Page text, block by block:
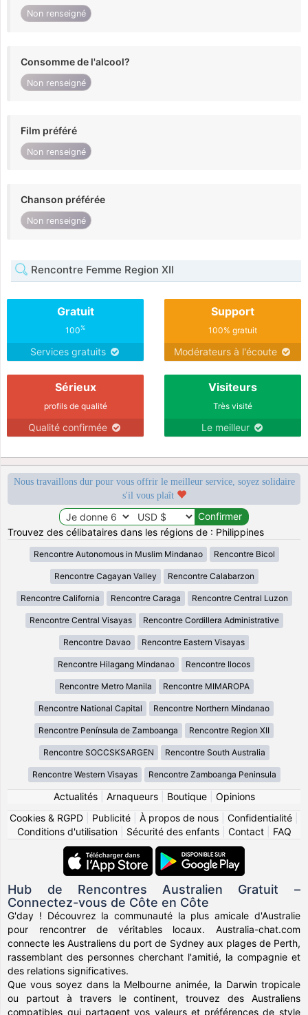
Non renseigné
Consomme de l'alcool?
Non renseigné
Film préféré
Non renseigné
Chanson préférée
Non renseigné
Rencontre Femme Region XII
Gratuit
100%
Services gratuits
Support
100% gratuit
Modérateurs à l'écoute
Sérieux
profils de qualité
Qualité confirmée
Visiteurs
Très visité
Le meilleur
Nous travaillons dur pour vous offrir le meilleur service, soyez solidaire
s'il vous plaît
Trouvez des célibataires dans les régions de : Philippines
Rencontre Autonomous in Muslim Mindanao Rencontre Bicol
Rencontre Cagayan Valley Rencontre Calabarzon
Rencontre California Rencontre Caraga Rencontre Central Luzon
Rencontre Central Visayas Rencontre Cordillera Administrative
Rencontre Davao Rencontre Eastern Visayas
Rencontre Hilagang Mindanao Rencontre Ilocos
Rencontre Metro Manila Rencontre MIMAROPA
Rencontre National Capital Rencontre Northern Mindanao
Rencontre Península de Zamboanga Rencontre Region XII
Rencontre SOCCSKSARGEN Rencontre South Australia
Rencontre Western Visayas Rencontre Zamboanga Peninsula
Actualités| Arnaqueurs| Boutique| Opinions
Cookies & RGPD
Publicité À propos de nous Confidentialité
Conditions d'utilisation| Sécurité des enfants| Contact| FAQ
Hub de Rencontres Australien Gratuit –
Connectez-vous de Côte en Côte
G'day ! Découvrez la communauté la plus amicale d'Australie
pour rencontrer de véritables locaux. Australia-chat.com
connecte les Australiens du port de Sydney aux plages de Perth,
rassemblant des personnes cherchant l'amitié, la compagnie et
des relations significatives.
Que vous soyez dans la Melbourne animée, la Darwin tropicale
ou partout à travers le continent, trouvez des Australiens
compatibles qui partagent vos valeurs et préférences de style